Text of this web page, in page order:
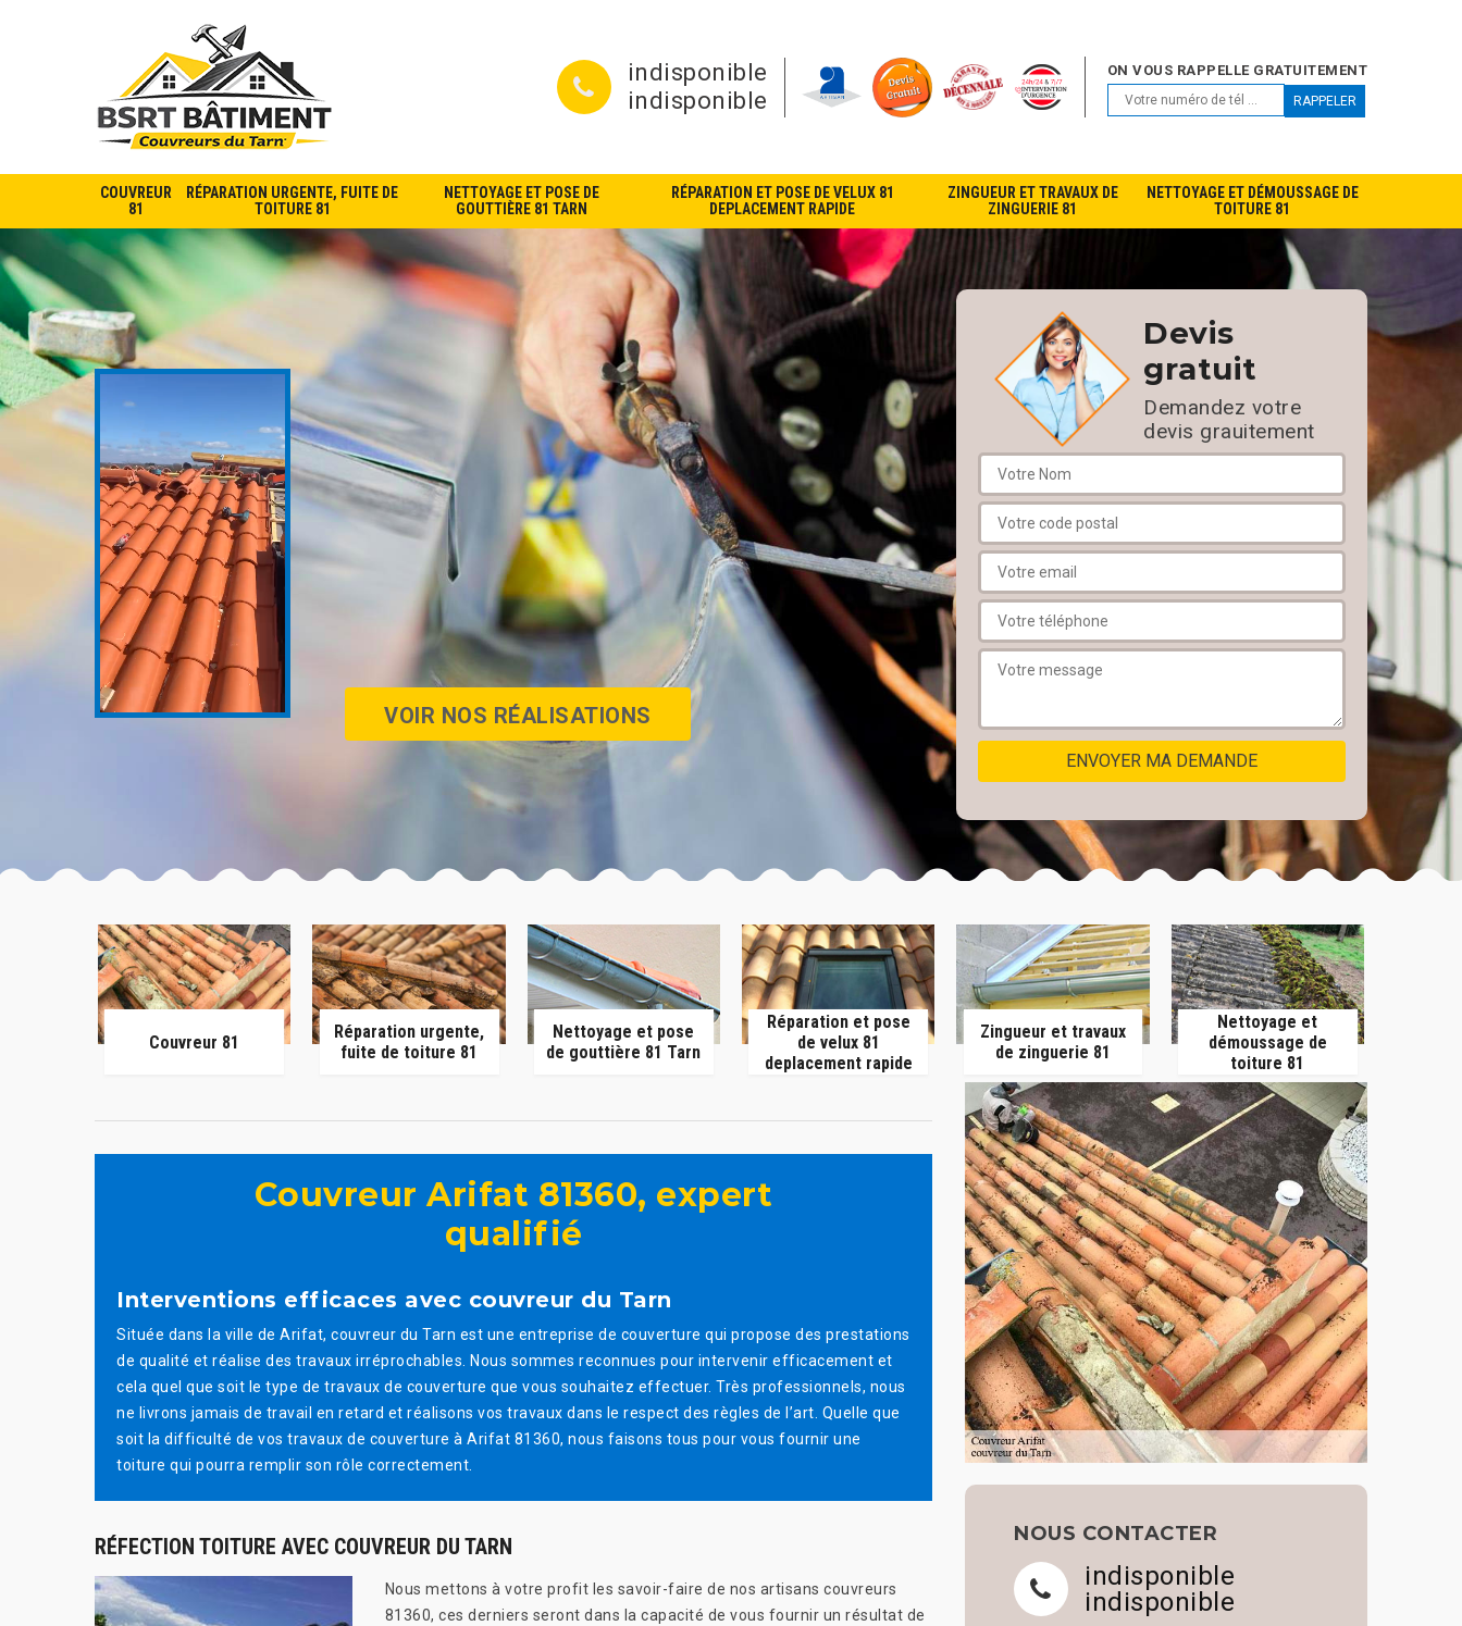
indisponible
indisponible
ON VOUS RAPPELLE GRATUITEMENT
COUVREUR
81
RÉPARATION URGENTE, FUITE DE
TOITURE 81
NETTOYAGE ET POSE DE
GOUTTIÈRE 81 TARN
RÉPARATION ET POSE DE VELUX 81
DEPLACEMENT RAPIDE
ZINGUEUR ET TRAVAUX DE
ZINGUERIE 81
NETTOYAGE ET DÉMOUSSAGE DE
TOITURE 81
VOIR NOS RÉALISATIONS
Devis
gratuit
Demandez votre
devis grauitement
Couvreur 81
Réparation urgente,
fuite de toiture 81
Nettoyage et pose
de gouttière 81 Tarn
Réparation et pose
de velux 81
deplacement rapide
Zingueur et travaux
de zinguerie 81
Nettoyage et
démoussage de
toiture 81
Couvreur Arifat 81360, expert
qualifié
Interventions efficaces avec couvreur du Tarn
Située dans la ville de Arifat, couvreur du Tarn est une entreprise de couverture qui propose des prestations
de qualité et réalise des travaux irréprochables. Nous sommes reconnues pour intervenir efficacement et
cela quel que soit le type de travaux de couverture que vous souhaitez effectuer. Très professionnels, nous
ne livrons jamais de travail en retard et réalisons vos travaux dans le respect des règles de l’art. Quelle que
soit la difficulté de vos travaux de couverture à Arifat 81360, nous faisons tous pour vous fournir une
toiture qui pourra remplir son rôle correctement.
RÉFECTION TOITURE AVEC COUVREUR DU TARN
Nous mettons à votre profit les savoir-faire de nos artisans couvreurs
81360, ces derniers seront dans la capacité de vous fournir un résultat de
NOUS CONTACTER
indisponible
indisponible